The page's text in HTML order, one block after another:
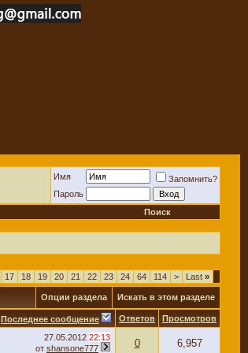
Имя
Запомнить?
Пароль
Поиск
17 18 19 20 21 22 23 24 64 114 > Last »
Опции раздела Искать в этом разделе
Последнее сообщение Ответов Просмотров
27.05.2012 22:13
от shansone777 0 6,957